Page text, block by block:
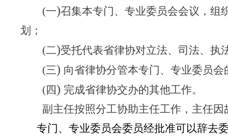
(一)召集本专门、专业委员会会议，组
划；
(二)受托代表省律协对立法、司法、执
(三) 向省律协分管本专门、专业委员
(四) 完成省律协交办的其他工作。
副主任按照分工协助主任工作，主任
专门、专业委员会委员经批准可以辞去